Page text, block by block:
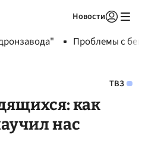
Новости
Проблемы с
ТВЗ
как
нас